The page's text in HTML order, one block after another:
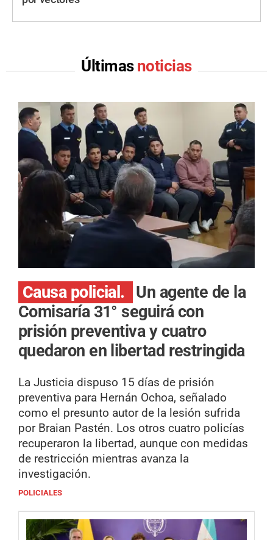
Últimas noticias
Causa policial.
Un agente de la
Comisaría 31° seguirá con
prisión preventiva y cuatro
quedaron en libertad restringida
La Justicia dispuso 15 días de prisión
preventiva para Hernán Ochoa, señalado
como el presunto autor de la lesión sufrida
por Braian Pastén. Los otros cuatro policías
recuperaron la libertad, aunque con medidas
de restricción mientras avanza la
investigación.
POLICIALES